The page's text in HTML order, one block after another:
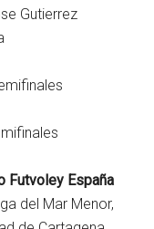
Gutierrez
Futvoley España
del Mar Menor,